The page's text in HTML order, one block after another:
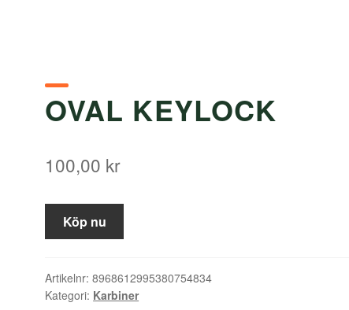
OVAL KEYLOCK
100,00 kr
Köp nu
Artikelnr:8968612995380754834
Kategori: Karbiner